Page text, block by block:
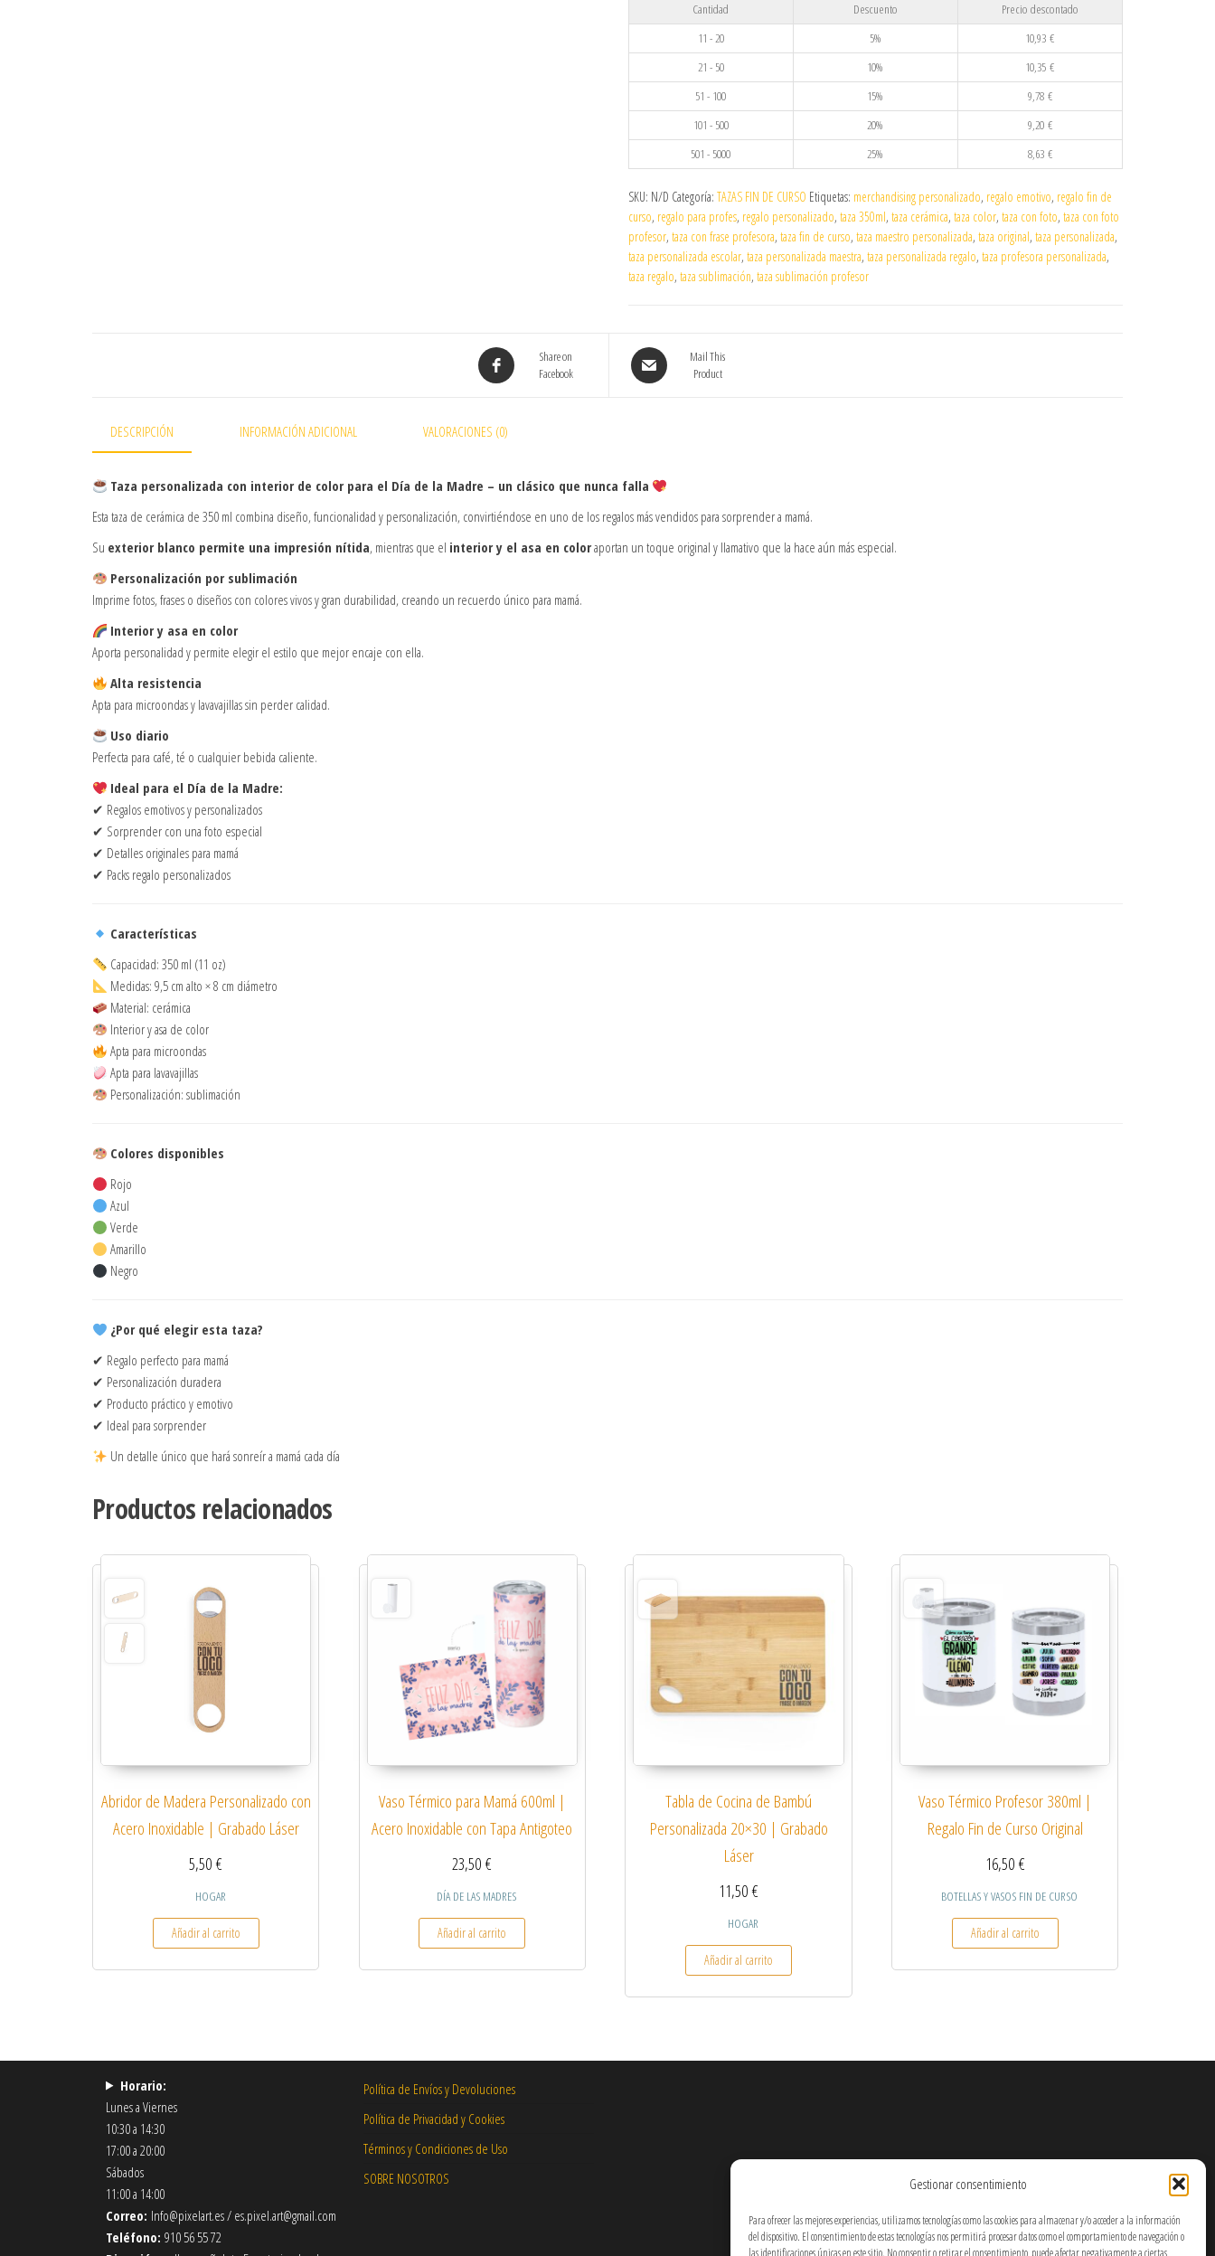
Gestionar consentimiento
Para ofrecer las mejores experiencias, utilizamos tecnologías como las cookies para almacenar y/o acceder a la información
del dispositivo. El consentimiento de estas tecnologías nos permitirá procesar datos como el comportamiento de navegación o
las identificaciones únicas en este sitio. No consentir o retirar el consentimiento, puede afectar negativamente a ciertas
Cantidad Descuento
Precio descontado
11 - 20
5% 10,93€
21 - 50
10% 10,35€
51 - 100
15% 9,78 €
101 - 500
20% 9,20 €
501 - 5000
25% 8,63 €
SKU: N/D Categoría: TAZAS FIN DE CURSO Etiquetas: merchandising personalizado, regalo emotivo, regalo fin de
curso, regalo para profes, regalo personalizado, taza 350ml, taza cerámica, taza color, taza con foto, taza con foto
profesor, taza con frase profesora, taza fin de curso, taza maestro personalizada, taza original, taza personalizada,
taza personalizada escolar, taza personalizada maestra, taza personalizada regalo, taza profesora personalizada,
taza regalo, taza sublimación, taza sublimación profesor
Share on
Facebook
Mail This
Product
DESCRIPCIÓN INFORMACIÓN ADICIONAL VALORACIONES (0)
Taza personalizada con interior de color para el Día de la Madre – un clásico que nunca falla
Esta taza de cerámica de 350 ml combina diseño, funcionalidad y personalización, convirtiéndose en uno de los regalos más vendidos para sorprender a mamá.
Su exterior blanco permite una impresión nítida, mientras que el interior y el asa en coloraportan un toque original y llamativo que la hace aún más especial.
Personalización por sublimación
Imprime fotos, frases o diseños con colores vivos y gran durabilidad, creando un recuerdo único para mamá.
Interior y asa en color
Aporta personalidad y permite elegir el estilo que mejor encaje con ella.
Alta resistencia
Apta para microondas y lavavajillas sin perder calidad.
Uso diario
Perfecta para café, té o cualquier bebida caliente.
Ideal para el Día de la Madre:
✔ Regalos emotivos y personalizados
✔ Sorprender con una foto especial
✔ Detalles originales para mamá
✔ Packs regalo personalizados
Características
Capacidad: 350 ml (11 oz)
Medidas: 9,5 cm alto × 8 cm diámetro
Material: cerámica
Interior y asa de color
Apta para microondas
Apta para lavavajillas
Personalización: sublimación
Colores disponibles
Rojo
Azul
Verde
Amarillo
Negro
¿Por qué elegir esta taza?
✔ Regalo perfecto para mamá
✔ Personalización duradera
✔ Producto práctico y emotivo
✔ Ideal para sorprender
Un detalle único que hará sonreír a mamá cada día
Productos relacionados
Abridor de Madera Personalizado con
Acero Inoxidable | Grabado Láser
5,50€
HOGAR
Añadir al carrito
Vaso Térmico para Mamá 600ml |
Acero Inoxidable con Tapa Antigoteo
23,50€
DÍA DE LAS MADRES
Añadir al carrito
Tabla de Cocina de Bambú
Personalizada 20×30 | Grabado
Láser
11,50€
HOGAR
Añadir al carrito
Vaso Térmico Profesor 380ml |
Regalo Fin de Curso Original
16,50€
BOTELLAS Y VASOS FIN DE CURSO
Añadir al carrito
Horario:
Lunes a Viernes
10:30 a 14:30
17:00 a 20:00
Sábados
11:00 a 14:00
Correo: Info@pixelart.es / es.pixel.art@gmail.com
Teléfono: 910 56 55 72
Política de Envíos y Devoluciones
Política de Privacidad y Cookies
Términos y Condiciones de Uso
SOBRE NOSOTROS